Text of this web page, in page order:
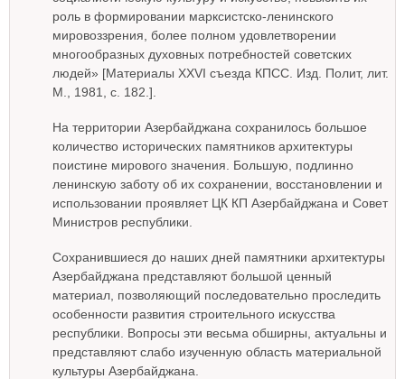
роль в формировании марксистско-ленинского
мировоззрения, более полном удовлетворении
многообразных духовных потребностей советских
людей» [Материалы XXVI съезда КПСС. Изд. Полит, лит.
М., 1981, с. 182.].
На территории Азербайджана сохранилось большое
количество исторических памятников архитектуры
поистине мирового значения. Большую, подлинно
ленинскую заботу об их сохранении, восстановлении и
использовании проявляет ЦК КП Азербайджана и Совет
Министров республики.
Сохранившиеся до наших дней памятники архитектуры
Азербайджана представляют большой ценный
материал, позволяющий последовательно проследить
особенности развития строительного искусства
республики. Вопросы эти весьма обширны, актуальны и
представляют слабо изученную область материальной
культуры Азербайджана.